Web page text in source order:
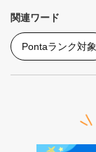
関連ワード
Pontaランク対象